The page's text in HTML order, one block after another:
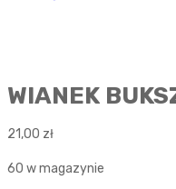
WIANEK
21,00 zł
60 w magazynie